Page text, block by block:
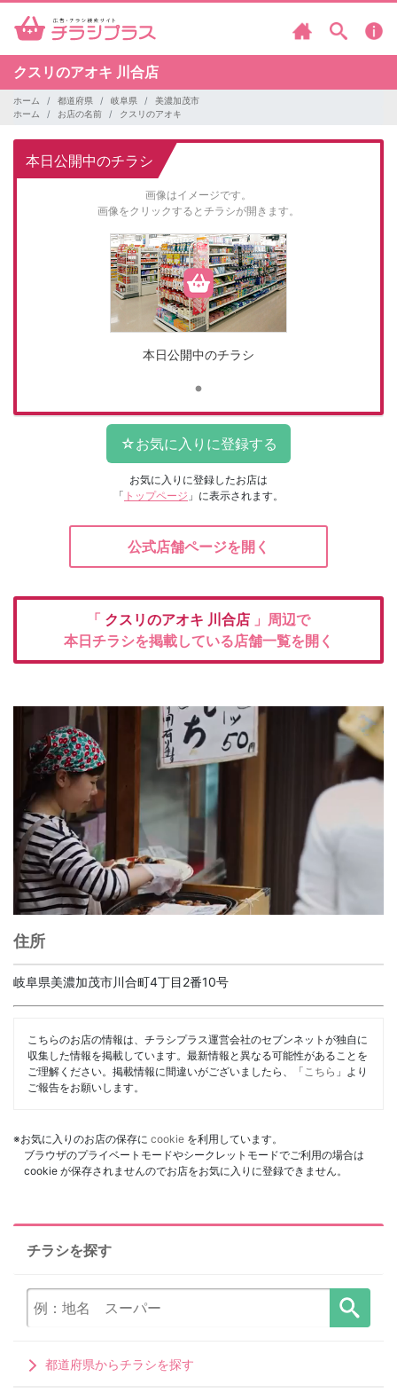
クスリのアオキ 川合店
ホーム 都道府県 岐阜県
美濃加茂市
ホーム
お店の名前 クスリのアオキ
本日公開中のチラシ
画像はイメージです。
画像をクリックするとチラシが開きます。
本日公開中のチラシ
お気に入りに登録したお店は
「 トップページ 」に表示されます。
公式店舗ページを開く
「 クスリのアオキ 川合店 」周辺で
本日チラシを掲載している店舗一覧を開く
住所
岐阜県美濃加茂市川合町4丁目2番10号
こちらのお店の情報は、チラシプラス運営会社のセブンネットが独自に
収集した情報を掲載しています。最新情報と異なる可能性があることを
ご理解ください。掲載情報に間違いがございましたら、「 こちら 」より
ご報告をお願いします。
※お気に入りのお店の保存に cookie を利用しています。
ブラウザのプライベートモードやシークレットモードでご利用の場合は
cookie が保存されませんのでお店をお気に入りに登録できません。
チラシを探す
都道府県からチラシを探す